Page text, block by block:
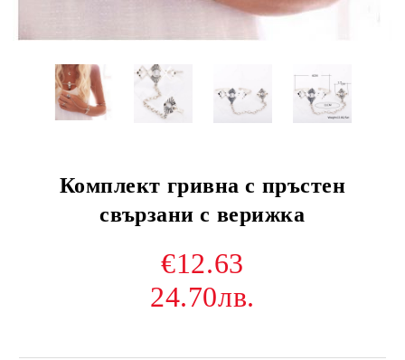
Комплект гривна с пръстен
свързани с верижка
€12.63
24.70лв.